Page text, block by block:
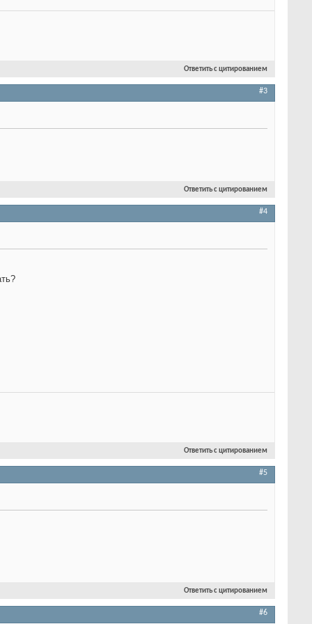
Ответить с цитированием
#3
Ответить с цитированием
#4
Ответить с цитированием
#5
Ответить с цитированием
#6